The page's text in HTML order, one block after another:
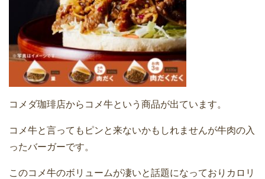
コメダ珈琲店からコメ牛という商品が出ています。
コメ牛と言ってもピンと来ないかもしれませんが牛肉の入
ったバーガーです。
このコメ牛のボリュームが凄いと話題になっておりカロリ